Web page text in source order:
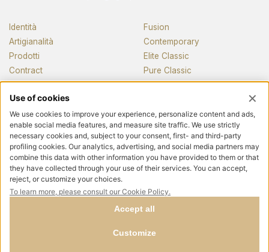
Identità
Artigianalità
Prodotti
Contract
Fusion
Contemporary
Elite Classic
Pure Classic
Pianos
News e media
Seguici